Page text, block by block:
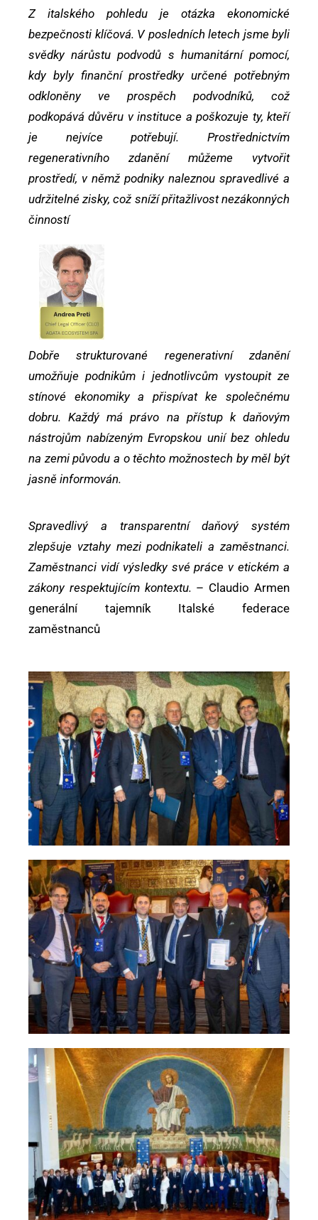
Z italského pohledu je otázka ekonomické
bezpečnosti klíčová. V posledních letech jsme byli
svědky nárůstu podvodů s humanitární pomocí,
kdy byly finanční prostředky určené potřebným
odkloněny ve prospěch podvodníků, což
podkopává důvěru v instituce a poškozuje ty, kteří
je nejvíce potřebují. Prostřednictvím
regenerativního zdanění můžeme vytvořit
prostředí, v němž podniky naleznou spravedlivé a
udržitelné zisky, což sníží přitažlivost nezákonných
činností
Dobře strukturované regenerativní zdanění
umožňuje podnikům i jednotlivcům vystoupit ze
stínové ekonomiky a přispívat ke společnému
dobru. Každý má právo na přístup k daňovým
nástrojům nabízeným Evropskou unií bez ohledu
na zemi původu a o těchto možnostech by měl být
jasně informován.
Spravedlivý a transparentní daňový systém
zlepšuje vztahy mezi podnikateli a zaměstnanci.
Zaměstnanci vidí výsledky své práce v etickém a
zákony respektujícím kontextu. – Claudio Armen
generální tajemník Italské federace
zaměstnanců